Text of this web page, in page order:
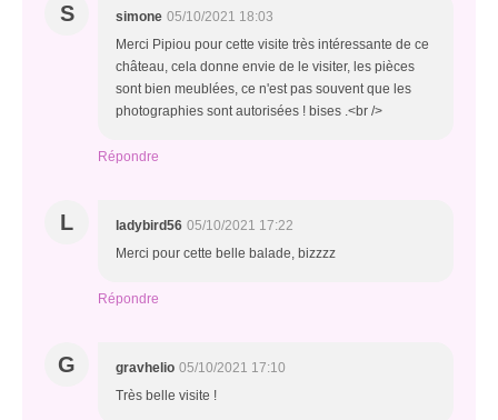
S simone 05/10/2021 18:03
Merci Pipiou pour cette visite très intéressante de ce
château, cela donne envie de le visiter, les pièces
sont bien meublées, ce n'est pas souvent que les
photographies sont autorisées ! bises .<br />
Répondre
L ladybird56 05/10/2021 17:22
Merci pour cette belle balade, bizzzz
Répondre
G gravhelio 05/10/2021 17:10
Très belle visite !